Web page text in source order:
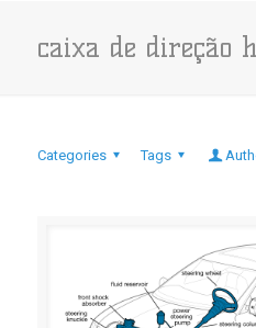
caixa de direção
Categories Tags